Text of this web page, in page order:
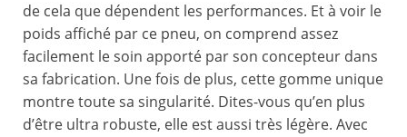
de cela que dépendent les performances. Et à voir le
poids affiché par ce pneu, on comprend assez
facilement le soin apporté par son concepteur dans
sa fabrication. Une fois de plus, cette gomme unique
montre toute sa singularité. Dites-vous qu’en plus
d’être ultra robuste, elle est aussi très légère. Avec